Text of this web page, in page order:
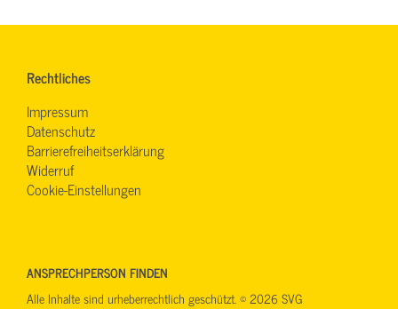
Rechtliches
Impressum
Datenschutz
Barrierefreiheitserklärung
Widerruf
Cookie-Einstellungen
ANSPRECHPERSON FINDEN
Alle Inhalte sind urheberrechtlich geschützt. © 2026 SVG